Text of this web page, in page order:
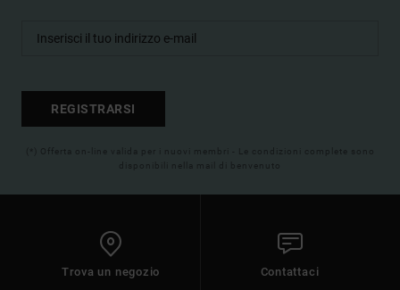
REGISTRARSI
(*) Offerta on-line valida per i nuovi membri - Le condizioni complete sono
disponibili nella mail di benvenuto
Trova un negozio Contattaci